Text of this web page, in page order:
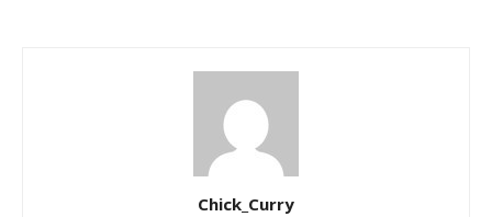
Chick_Curry